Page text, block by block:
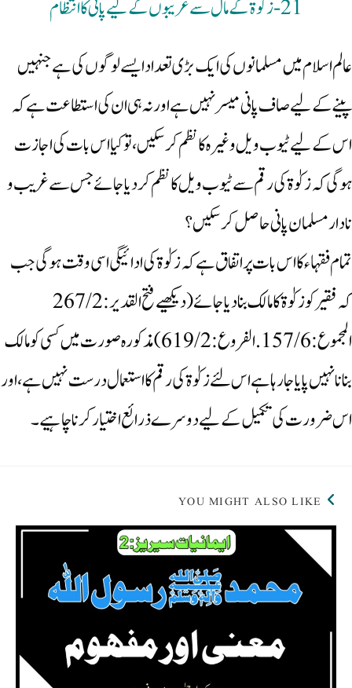
21-زکوٰۃ کے مال سے غریبوں کے لیے پانی کا انتظام
عالم اسلام میں مسلمانوں کی ایک بڑی تعداد ایسے لوگوں کی ہے جنہیں
پینے کے لیے صاف پانی میسر نہیں ہے اور نہ ہی ان کی استطاعت ہے کہ
اس کے لیے ٹیوب ویل وغیرہ کا نظم کرسکیں، تو کیا اس بات کی اجازت
ہوگی کہ زکوٰۃ کی رقم سے ٹیوب ویل کا نظم کردیاجائے جس سے غریب و
نادار مسلمان پانی حاصل کرسکیں؟
تمام فقہا ء کا اس بات پر اتفاق ہے کہ زکوٰۃ کی ادائیگی اسی وقت ہوگی جب
کہ فقیر کو زکوٰۃ کا مالک بنادیاجائے (دیکھیے فتح القدیر:267/2
المجموع:157/6. الفروع:619/2) مذکورہ صورت میں کسی کو مالک
بنانا نہیں پایا جارہا ہے اس لئے زکوٰۃ کی رقم کا استعمال درست نہیں ہے، اور
اس ضرورت کی تکمیل کے لیے دوسرے ذرائع اختیار کرنا چاہیے۔
YOU MIGHT ALSO LIKE